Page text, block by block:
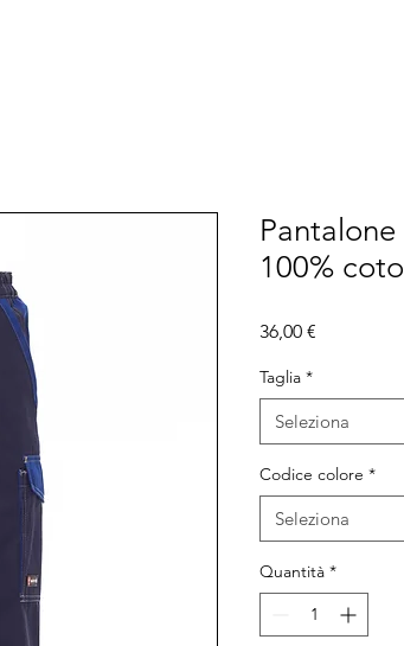
100%
36,00 €
Taglia *
Seleziona
Codice colore *
Seleziona
Quantità *